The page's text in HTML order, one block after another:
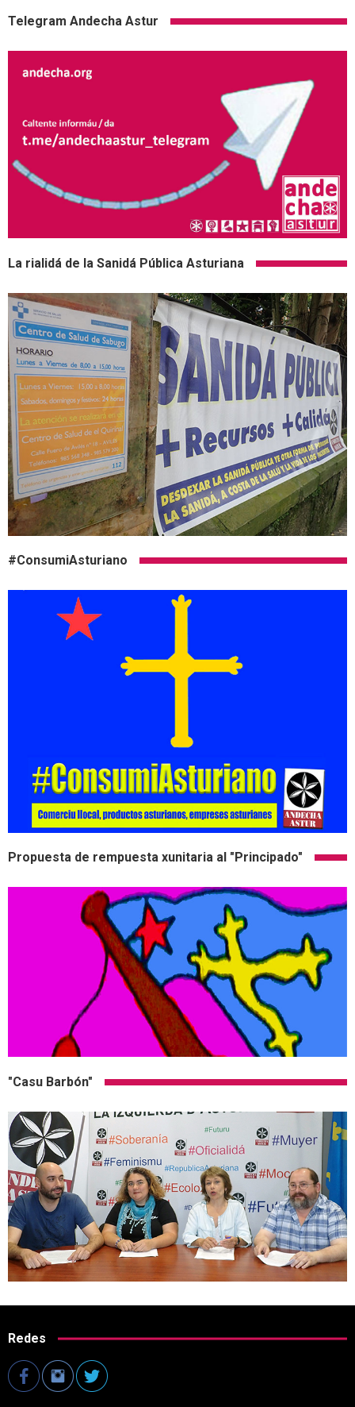
Telegram Andecha Astur
La rialidá de la Sanidá Pública Asturiana
#ConsumiAsturiano
Propuesta de rempuesta xunitaria al "Principado"
"Casu Barbón"
Redes